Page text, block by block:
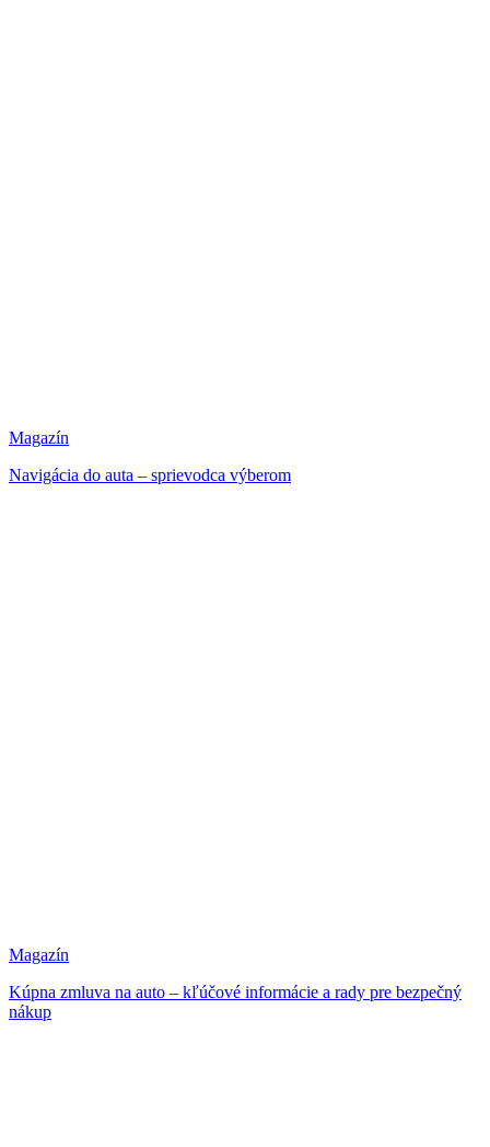
Magazín
Navigácia do auta – sprievodca výberom
Magazín
Kúpna zmluva na auto – kľúčové informácie a rady pre bezpečný
nákup